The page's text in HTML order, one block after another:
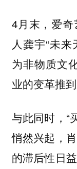
4月末，爱
人龚宇“未
为非物质文
业的变革推
与此同时，“
悄然兴起，
的滞后性日